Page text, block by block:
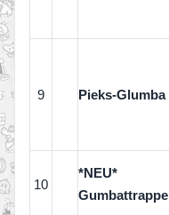
9 Pieks-Glumba
10
*NEU*
Gumbattrappe